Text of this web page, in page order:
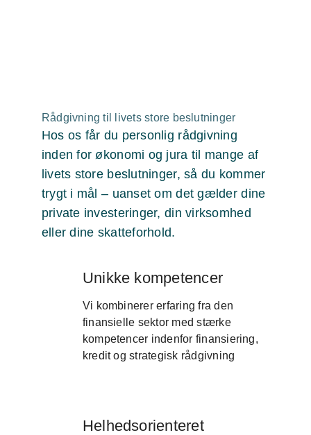
Rådgivning til livets store beslutninger
Hos os får du personlig rådgivning
inden for økonomi og jura til mange af
livets store beslutninger, så du kommer
trygt i mål – uanset om det gælder dine
private investeringer, din virksomhed
eller dine skatteforhold.
Unikke kompetencer
Vi kombinerer erfaring fra den
finansielle sektor med stærke
kompetencer indenfor finansiering,
kredit og strategisk rådgivning
Helhedsorienteret